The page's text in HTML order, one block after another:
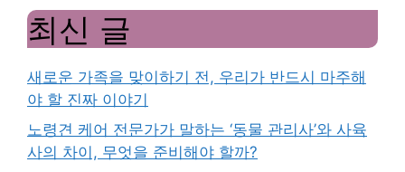
최신 글
새로운 가족을 맞이하기 전, 우리가 반드시 마주해
야 할 진짜 이야기
노령견 케어 전문가가 말하는 ‘동물 관리사’와 사육
사의 차이, 무엇을 준비해야 할까?